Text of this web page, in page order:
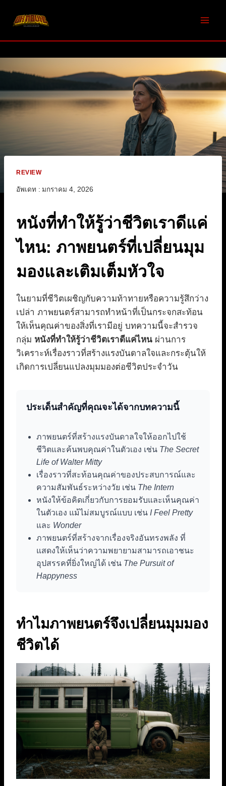
REVIEW
อัพเดท : มกราคม 4, 2026
หนังที่ทำให้รู้ว่าชีวิตเราดีแค่
ไหน: ภาพยนตร์ที่เปลี่ยนมุม
มองและเติมเต็มหัวใจ
ในยามที่ชีวิตเผชิญกับความท้าทายหรือความรู้สึกว่าง
เปล่า ภาพยนตร์สามารถทำหน้าที่เป็นกระจกสะท้อน
ให้เห็นคุณค่าของสิ่งที่เรามีอยู่ บทความนี้จะสำรวจ
กลุ่ม หนังที่ทำให้รู้ว่าชีวิตเราดีแค่ไหน ผ่านการ
วิเคราะห์เรื่องราวที่สร้างแรงบันดาลใจและกระตุ้นให้
เกิดการเปลี่ยนแปลงมุมมองต่อชีวิตประจำวัน
ประเด็นสำคัญที่คุณจะได้จากบทความนี้
ภาพยนตร์ที่สร้างแรงบันดาลใจให้ออกไปใช้
ชีวิตและค้นพบคุณค่าในตัวเอง เช่น The Secret
Life of Walter Mitty
เรื่องราวที่สะท้อนคุณค่าของประสบการณ์และ
ความสัมพันธ์ระหว่างวัย เช่น The Intern
หนังให้ข้อคิดเกี่ยวกับการยอมรับและเห็นคุณค่า
ในตัวเอง แม้ไม่สมบูรณ์แบบ เช่น I Feel Pretty
และ Wonder
ภาพยนตร์ที่สร้างจากเรื่องจริงอันทรงพลัง ที่
แสดงให้เห็นว่าความพยายามสามารถเอาชนะ
อุปสรรคที่ยิ่งใหญ่ได้ เช่น The Pursuit of
Happyness
ทำไมภาพยนตร์จึงเปลี่ยนมุมมอง
ชีวิตได้